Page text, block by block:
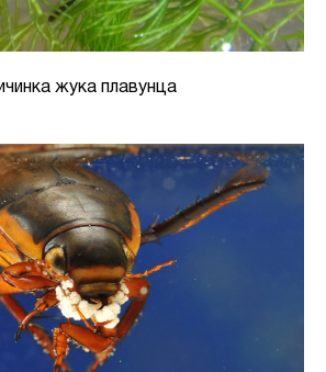
жука плавунца